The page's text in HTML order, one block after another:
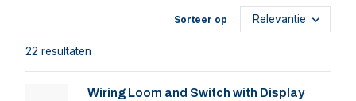
22 resultaten
Sorteer op
Wiring Loom and Switch with Display